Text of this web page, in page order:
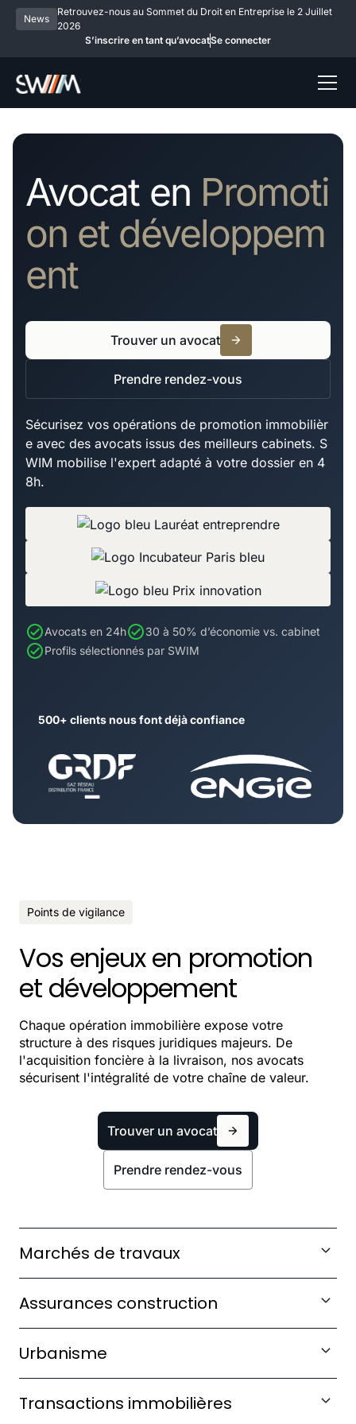
News
Retrouvez-nous au Sommet du Droit en Entreprise le 2 Juillet
2026
S’inscrire en tant qu’avocatSe connecter
Avocat en Promoti
on et développem
ent
Trouver un avocat
Prendre rendez-vous
Sécurisez vos opérations de promotion immobilièr
e avec des avocats issus des meilleurs cabinets. S
WIM mobilise l'expert adapté à votre dossier en 4
8h.
Avocats en 24h
30 à 50% d’économie vs. cabinet
Profils sélectionnés par SWIM
500+ clients nous font déjà confiance
Points de vigilance
Vos enjeux en promotion
et développement
Chaque opération immobilière expose votre
structure à des risques juridiques majeurs. De
l'acquisition foncière à la livraison, nos avocats
sécurisent l'intégralité de votre chaîne de valeur.
Trouver un avocat
Prendre rendez-vous
Marchés de travaux
générale, de sous-traitance et de maîtrise
d'œuvre.
En savoir plus
Assurances construction
dommages-ouvrage et responsabilité civile
professionnelle.
En savoir plus
Urbanisme
d'urbanisme face aux recours tiers.
Transactions immobilières